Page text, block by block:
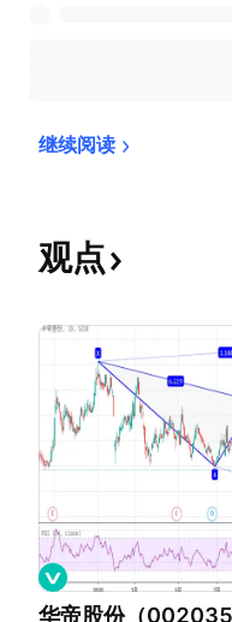
继续阅读
观点
华帝股份（